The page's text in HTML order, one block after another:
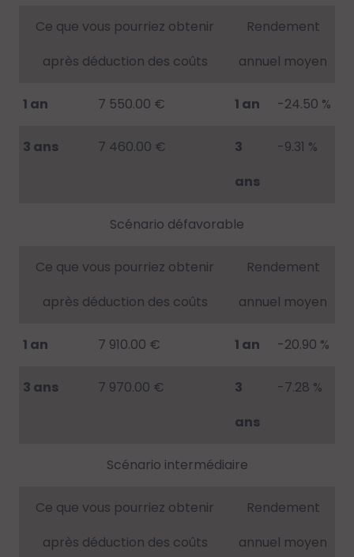
Ce que vous pourriez obtenir
après déduction des coûts
Rendement
annuel moyen
1 an 7 550.00 € 1 an -24.50 %
3 ans 7 460.00 €
3
ans
-9.31 %
Scénario défavorable
Ce que vous pourriez obtenir
après déduction des coûts
Rendement
annuel moyen
1 an 7 910.00 € 1 an -20.90 %
3 ans 7 970.00 €
3
ans
-7.28 %
Scénario intermédiaire
Ce que vous pourriez obtenir
après déduction des coûts
Rendement
annuel moyen